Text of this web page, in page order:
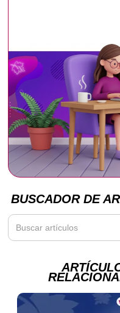
BUSCADOR DE